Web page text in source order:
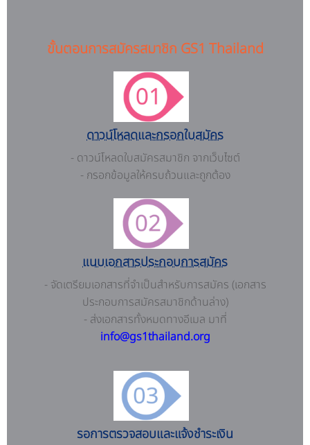
ขั้นตอนการสมัครสมาชิก GS1 Thailand
ดาวน์โหลดและกรอกใบสมัคร
- ดาวน์โหลดใบสมัครสมาชิก จากเว็บไซต์
- กรอกข้อมูลให้ครบถ้วนและถูกต้อง
แนบเอกสารประกอบการสมัคร
- จัดเตรียมเอกสารที่จำเป็นสำหรับการสมัคร (เอกสาร
ประกอบการสมัครสมาชิกด้านล่าง)
- ส่งเอกสารทั้งหมดทางอีเมล มาที่
info@gs1thailand.org
รอการตรวจสอบและแจ้งชำระเงิน